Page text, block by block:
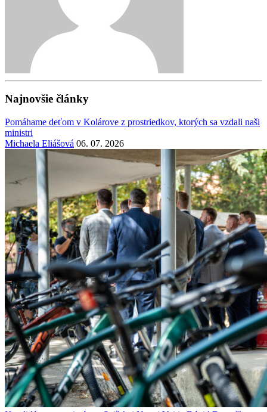
Najnovšie články
Pomáhame deťom v Kolárove z prostriedkov, ktorých sa vzdali naši
ministri
Michaela Eliášová 06. 07. 2026